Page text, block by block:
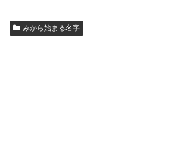
みから始まる名字